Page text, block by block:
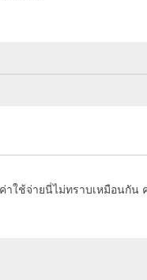
ใช้จ่ายนี่ไม่ทราบเหมือนกัน